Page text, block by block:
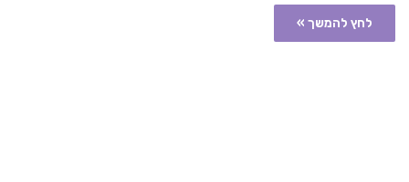
לחץ להמשך »